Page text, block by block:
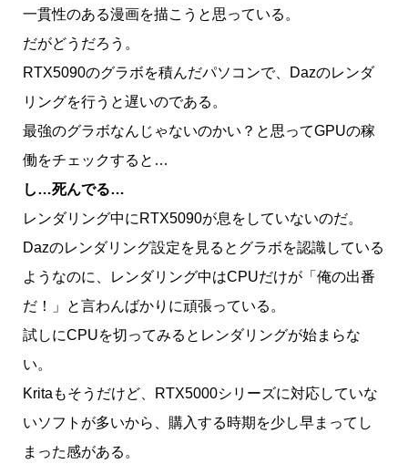
一貫性のある漫画を描こうと思っている。
だがどうだろう。
RTX5090のグラボを積んだパソコンで、Dazのレンダ
リングを行うと遅いのである。
最強のグラボなんじゃないのかい？と思ってGPUの稼
働をチェックすると…
し…死んでる…
レンダリング中にRTX5090が息をしていないのだ。
Dazのレンダリング設定を見るとグラボを認識している
ようなのに、レンダリング中はCPUだけが「俺の出番
だ！」と言わんばかりに頑張っている。
試しにCPUを切ってみるとレンダリングが始まらな
い。
Kritaもそうだけど、RTX5000シリーズに対応していな
いソフトが多いから、購入する時期を少し早まってし
まった感がある。